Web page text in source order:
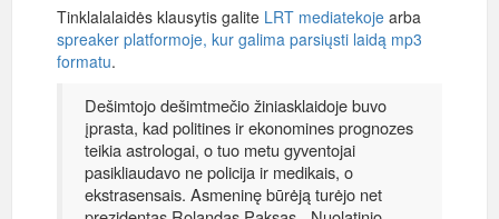
Tinklalalaidės klausytis galite LRT mediatekoje arba
spreaker platformoje, kur galima parsiųsti laidą mp3
formatu.
Dešimtojo dešimtmečio žiniasklaidoje buvo
įprasta, kad politines ir ekonomines prognozes
teikia astrologai, o tuo metu gyventojai
pasikliaudavo ne policija ir medikais, o
ekstrasensais. Asmeninę būrėją turėjo net